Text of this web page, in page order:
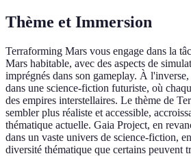
Thème et Immersion
Terraforming Mars vous engage dans la
Mars habitable, avec des aspects de
imprégnés dans son gameplay. À
dans une science-fiction futuriste, où
des empires interstellaires. Le thème de
sembler plus réaliste et accessible,
thématique actuelle. Gaia Project, en
dans un vaste univers de science-fiction,
diversité thématique que certains peuvent